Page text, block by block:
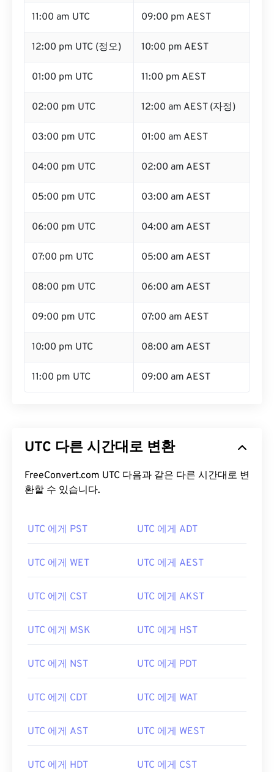
11:00 am UTC 09:00 pm AEST
12:00 pm UTC (정오) 10:00 pm AEST
01:00 pm UTC 11:00 pm AEST
02:00 pm UTC 12:00 am AEST (자정)
03:00 pm UTC 01:00 am AEST
04:00 pm UTC 02:00 am AEST
05:00 pm UTC 03:00 am AEST
06:00 pm UTC 04:00 am AEST
07:00 pm UTC 05:00 am AEST
08:00 pm UTC 06:00 am AEST
09:00 pm UTC 07:00 am AEST
10:00 pm UTC 08:00 am AEST
11:00 pm UTC 09:00 am AEST
UTC 다른 시간대로 변환
FreeConvert.com UTC 다음과 같은 다른 시간대로 변
환할 수 있습니다.
UTC 에게 PST UTC 에게 ADT
UTC 에게 WET UTC 에게 AEST
UTC 에게 CST UTC 에게 AKST
UTC 에게 MSK UTC 에게 HST
UTC 에게 NST UTC 에게 PDT
UTC 에게 CDT UTC 에게 WAT
UTC 에게 AST UTC 에게 WEST
UTC 에게 HDT UTC 에게 CST